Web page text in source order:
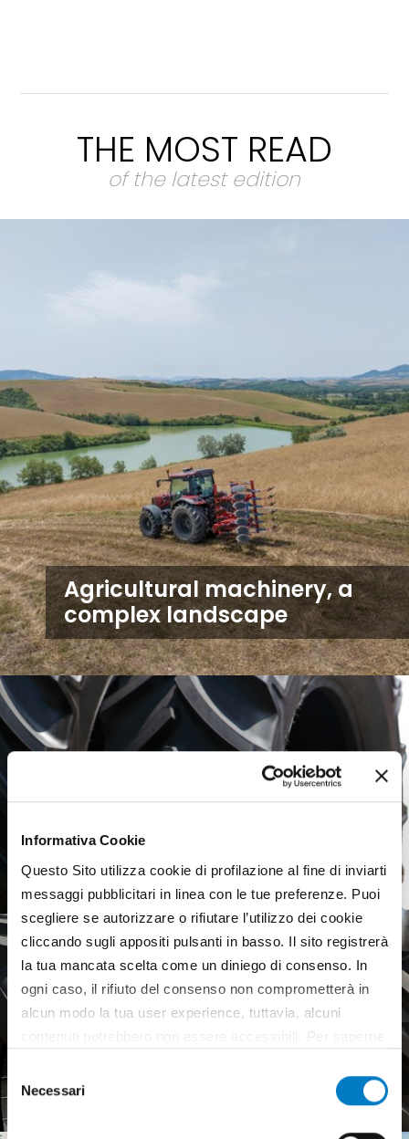
Informativa Cookie
Questo Sito utilizza cookie di profilazione al fine di inviarti
messaggi pubblicitari in linea con le tue preferenze. Puoi
scegliere se autorizzare o rifiutare l’utilizzo dei cookie
cliccando sugli appositi pulsanti in basso. Il sito registrerà
la tua mancata scelta come un diniego di consenso. In
ogni caso, il rifiuto del consenso non comprometterà in
alcun modo la tua user experience, tuttavia, alcuni
all’utilizzo di tutti, o solamente di alcuni di essi, ti
Selezione
del
consenso
Necessari
THE MOST READ
of the latest edition
Agricultural machinery, a
complex landscape
Agricultural tyres, a weak